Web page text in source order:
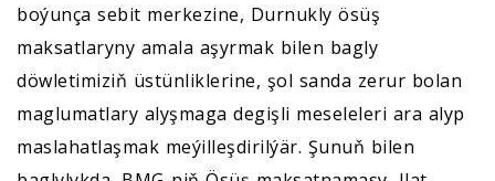
boýunça sebit merkezine, Durnukly ösüş
maksatlaryny amala aşyrmak bilen bagly
döwletimiziň üstünliklerine, şol sanda zerur bolan
maglumatlary alyşmaga degişli meseleleri ara alyp
maslahatlaşmak meýilleşdirilýär. Şunuň bilen